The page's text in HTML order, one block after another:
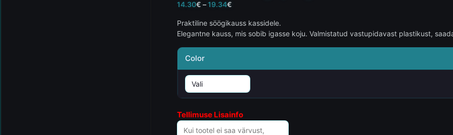
14.30€ –19.34€
Praktiline söögikauss kassidele.
Elegantne kauss, mis sobib igasse koju. Valmistatud vastupidavast plastikust,
Color
Tellimuse Lisainfo